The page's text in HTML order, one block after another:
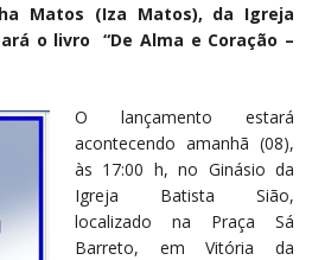
Matos (Iza Matos), da Igreja
o livro “De Alma e Coração –
O lançamento estará
acontecendo amanhã (08),
às 17:00 h, no Ginásio da
Igreja Batista Sião,
localizado na Praça Sá
Barreto, em Vitória da